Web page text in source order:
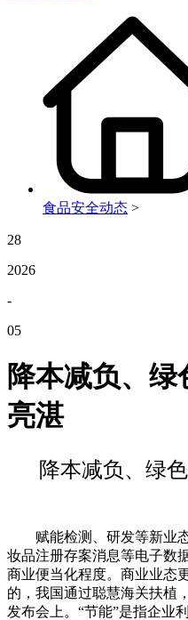
食品安全动态 >
28
2026
-
05
降本减负、
亮湛
降本减负、绿
赋能检测、研发等新业态
妆品注册存案消息等电子数
商业便当化程度。商业业态
的，我国通过聪慧海关扶植
发布会上。“节能”是指企业